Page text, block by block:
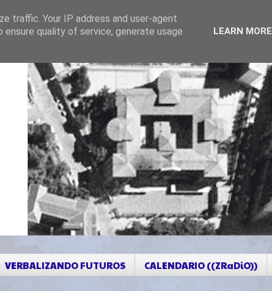
VERBALIZANDO FUTUROS CALENDARIO ((ZRaDiO))
traffic. Your IP address and user-agent
quality of service, generate usage
LEARN MORE